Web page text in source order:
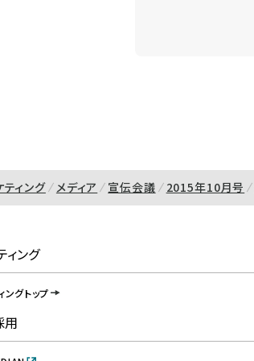
ィング メディア 宣伝会議 2015年10月号
ィング
ングトップ
用